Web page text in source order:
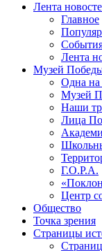
Лента
Главное
Лента
Музей
Одна на
Музей
Наши
Лица
Г.О.Р.А.
Центр
Общество
Точка зрения
Страницы